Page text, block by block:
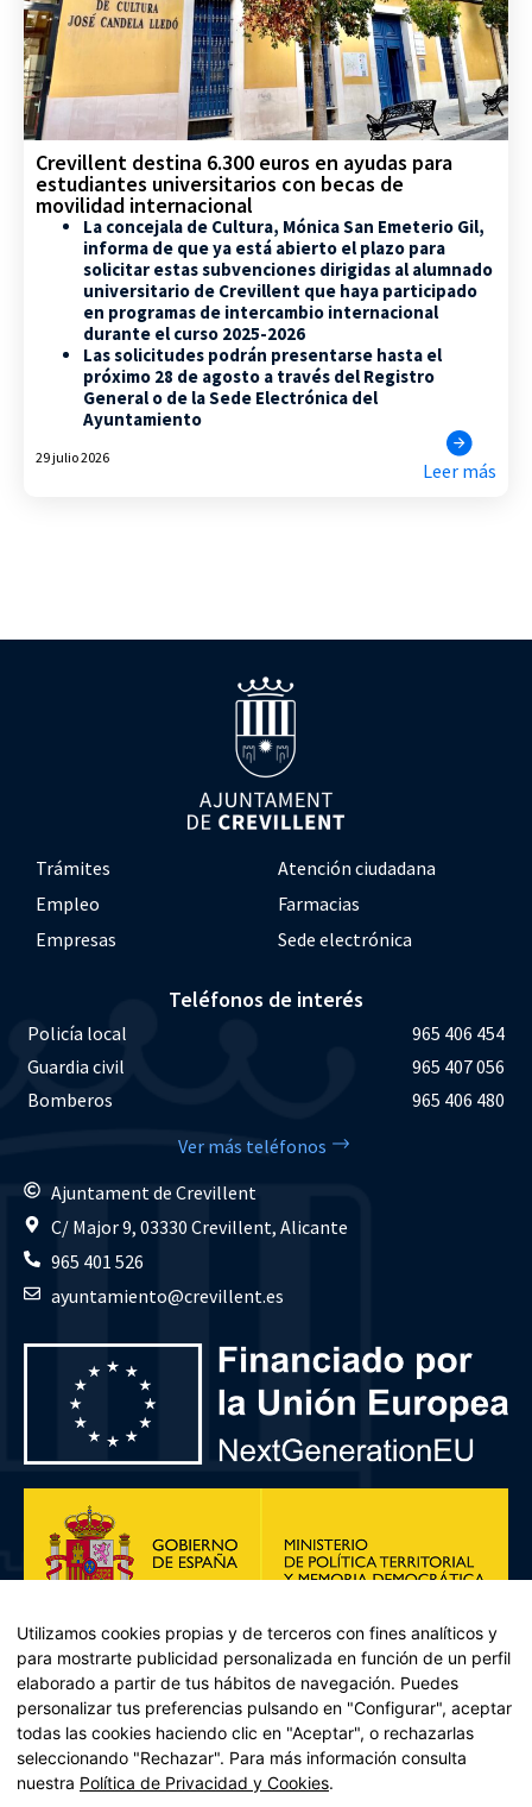
Crevillent destina 6.300 euros en ayudas para
estudiantes universitarios con becas de
movilidad internacional
La concejala de Cultura, Mónica San Emeterio Gil,
informa de que ya está abierto el plazo para
solicitar estas subvenciones dirigidas al alumnado
universitario de Crevillent que haya participado
en programas de intercambio internacional
durante el curso 2025-2026
Las solicitudes podrán presentarse hasta el
próximo 28 de agosto a través del Registro
General o de la Sede Electrónica del
Ayuntamiento
29 julio 2026
Leer más
Trámites
Atención ciudadana
Empleo
Farmacias
Empresas
Sede electrónica
Teléfonos de interés
Policía local
965 406 454
Guardia civil
965 407 056
Bomberos
965 406 480
Ver más teléfonos
Ajuntament de Crevillent
C/ Major 9, 03330 Crevillent, Alicante
965 401 526
ayuntamiento@crevillent.es
Plan de Recuperación, Transformación y Resiliencia – Financiado por
Utilizamos cookies propias y de terceros con fines analíticos y
para mostrarte publicidad personalizada en función de un perfil
elaborado a partir de tus hábitos de navegación. Puedes
personalizar tus preferencias pulsando en "Configurar", aceptar
todas las cookies haciendo clic en "Aceptar", o rechazarlas
seleccionando "Rechazar". Para más información consulta
nuestra Política de Privacidad y Cookies.